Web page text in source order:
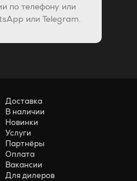
по телефону или
или Telegram.
Доставка
В наличии
Новинки
Услуги
Партнёры
Оплата
Вакансии
Для дилеров